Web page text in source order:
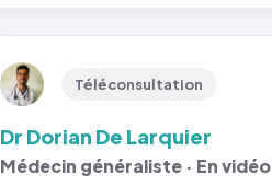
Téléconsultation
Dr Dorian De Larquier
Médecin généraliste · En vidéo